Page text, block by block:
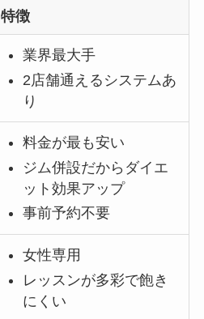
特徴
業界最大手
2店舗通えるシステムあ
り
料金が最も安い
ジム併設だからダイエ
ット効果アップ
事前予約不要
女性専用
レッスンが多彩で飽き
にくい